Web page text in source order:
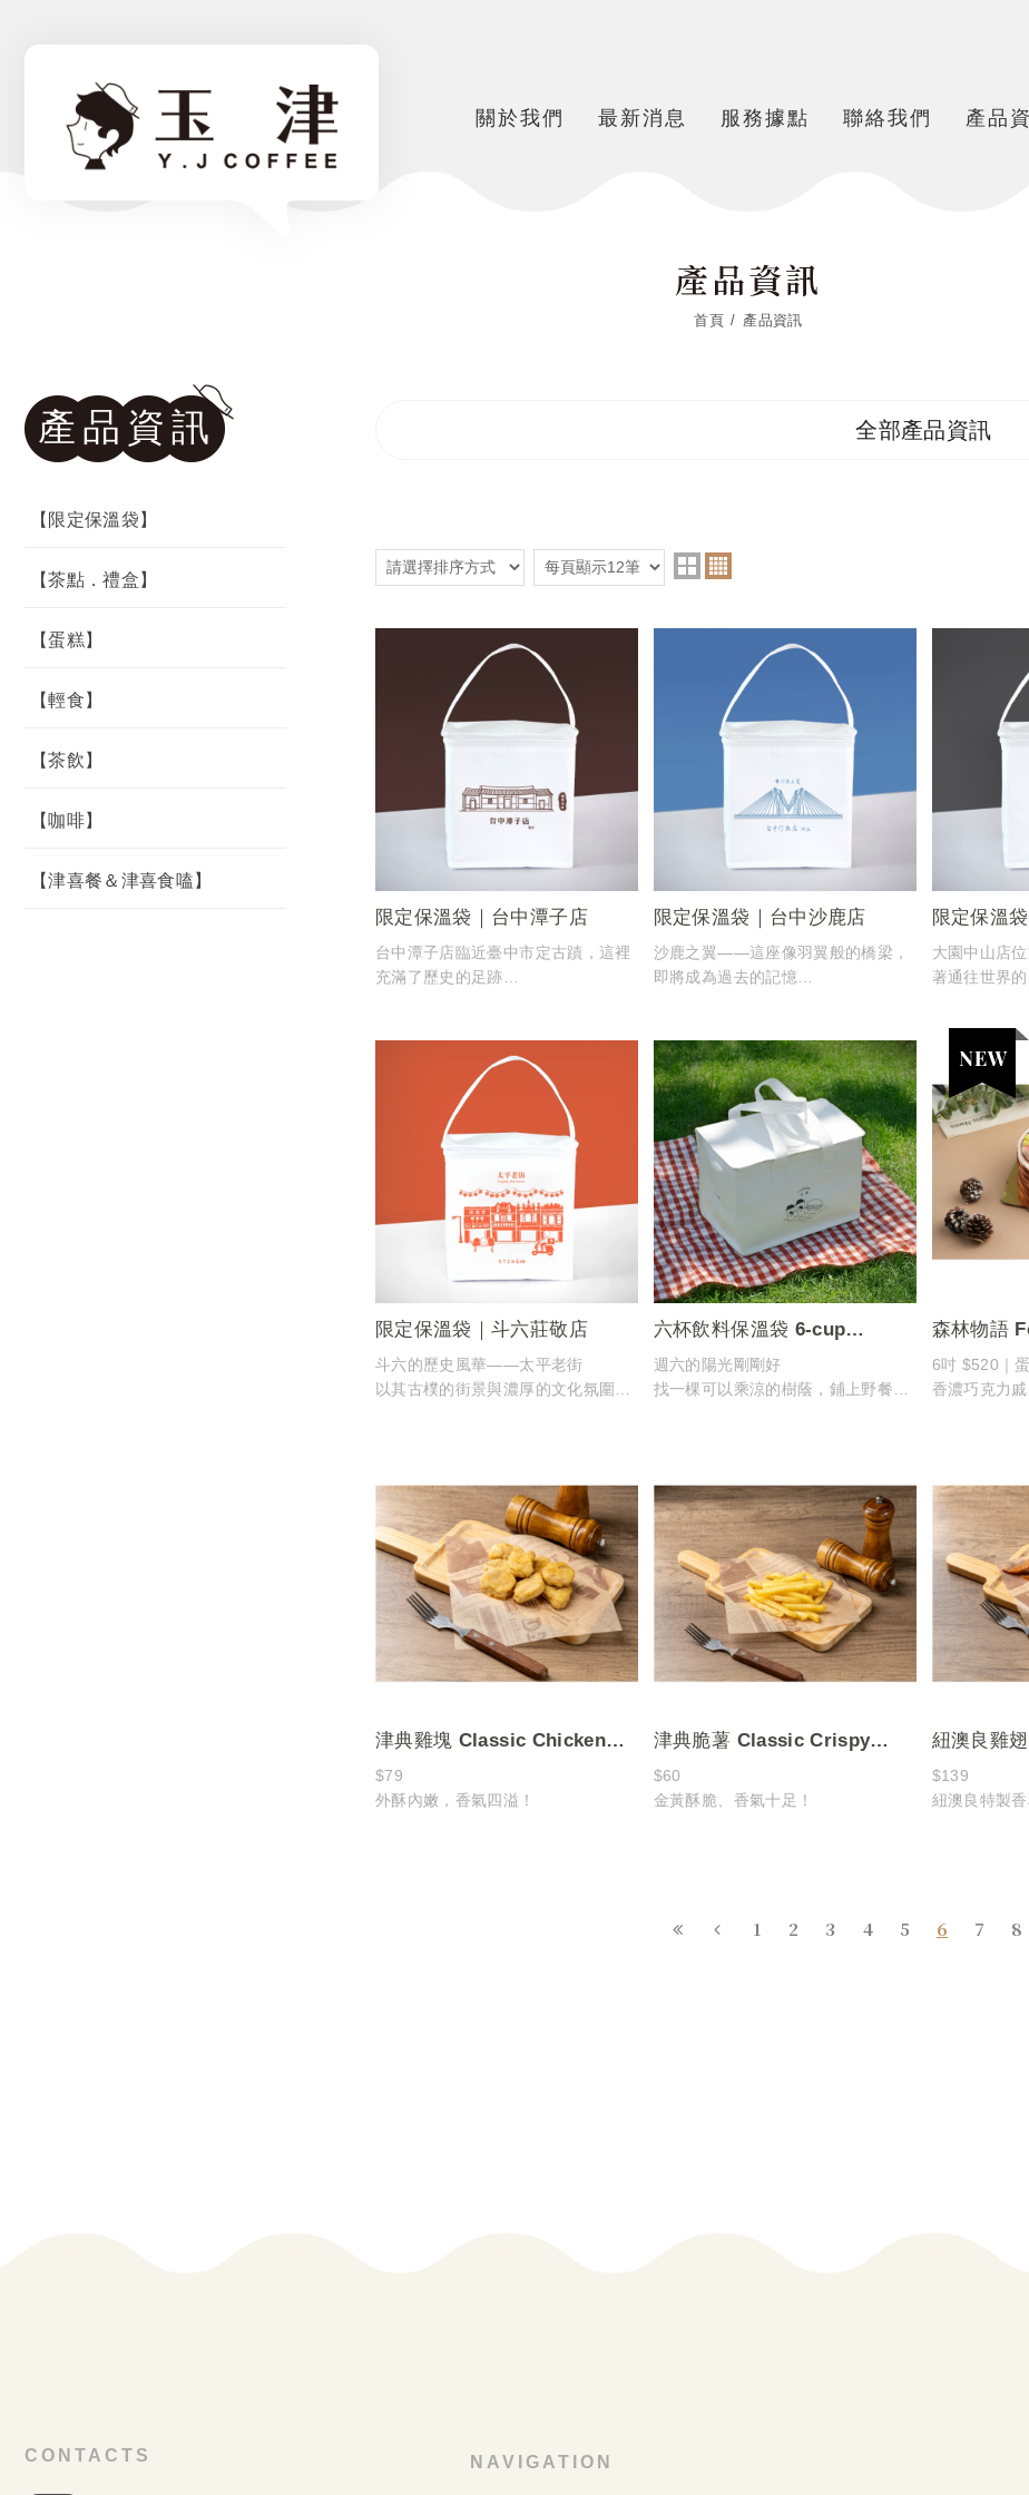
關於我們 最新消息 服務據點 聯絡我們 產品
產品資訊
首頁 產品資訊
產品資訊
【限定保溫袋】
【茶點．禮盒】
【蛋糕】
【輕食】
【茶飲】
【咖啡】
【津喜餐＆津喜食嗑】
全部產品資訊
限定保溫袋｜台中潭子店
台中潭子店臨近臺中市定古蹟，這裡
充滿了歷史的足跡
歷史的懷舊之旅
每一口咖啡都帶來無盡的回味
限定保溫袋｜台中沙鹿店
沙鹿之翼——這座像羽翼般的橋梁，
即將成為過去的記憶
紀念這段美好的時光
讓這款保溫袋陪伴您，在咖啡的香氣
中
回味這座城市的變遷與美好，迎接未
來的每一刻
限定保溫
大園中山店
著通往世界
元素
表達了玉津
無論您身處
持您的飲品
讓您在每一
啡的美好時光
限定保溫袋｜斗六莊敬店
斗六的歷史風華——太平老街
以其古樸的街景與濃厚的文化氛圍，
融合了紅磚拱門與優雅窗飾的經典元
將歷史建築的美感與現代時尚完美結
合
喚起對過往歲月的深情回憶
攜帶這款保溫袋，讓玉津咖啡在每一
口中
傳遞斗六的文化魅力與歷史韻味，感
受時光流轉中的溫暖陪伴與質感生活
六杯飲料保溫袋 6-cup
Beverage Cooler Bag
週六的陽光剛剛好
找一棵可以乘涼的樹蔭，鋪上野餐
森林物語
6吋 $520｜
香濃巧克力
津典雞塊 Classic Chicken
Nuggets
$79
外酥內嫩，香氣四溢！
津典脆薯 Classic Crispy
Fries
$60
金黃酥脆、香氣十足！
紐澳良雞
Orleans
$139
紐澳良特製
1 2 3 4 5 6 7 8
CONTACTS NAVIGATION